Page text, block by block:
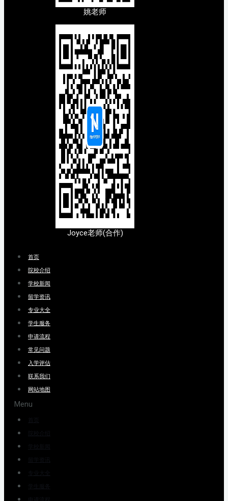
姚老师
Joyce老师(合作)
首页
院校介绍
学校新闻
留学资讯
专业大全
学生服务
申请流程
常见问题
入学评估
联系我们
网站地图
Menu
专业大全